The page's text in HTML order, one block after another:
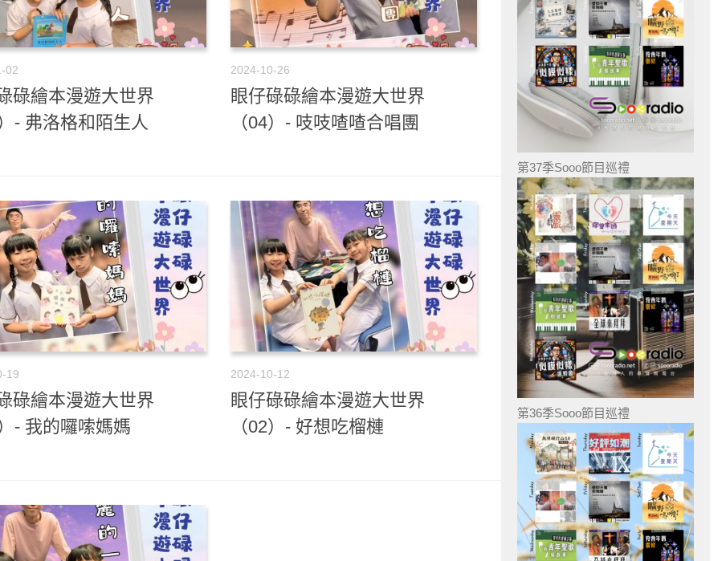
02
碌繪本漫遊大世界
）- 弗洛格和陌生人
2024-10-26
眼仔碌碌繪本漫遊大世界
（04）- 吱吱喳喳合唱團
19
碌繪本漫遊大世界
）- 我的囉嗦媽媽
2024-10-12
眼仔碌碌繪本漫遊大世界
（02）- 好想吃榴槤
第37季Sooo節目巡禮
第36季Sooo節目巡禮